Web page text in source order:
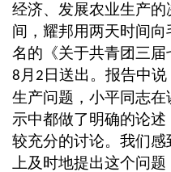
经济、发展农业生产
间，耀邦用两天时间
名的《关于共青团三
8 月 2 日送出。报告中
生产问题，小平同志
示中都做了明确的论
较充分的讨论。我们
上及时地提出这个问